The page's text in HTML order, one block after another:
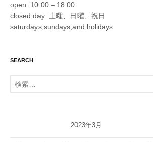
open: 10:00 – 18:00
closed day: 土曜、日曜、祝日
saturdays,sundays,and holidays
SEARCH
検
索:
2023年3月